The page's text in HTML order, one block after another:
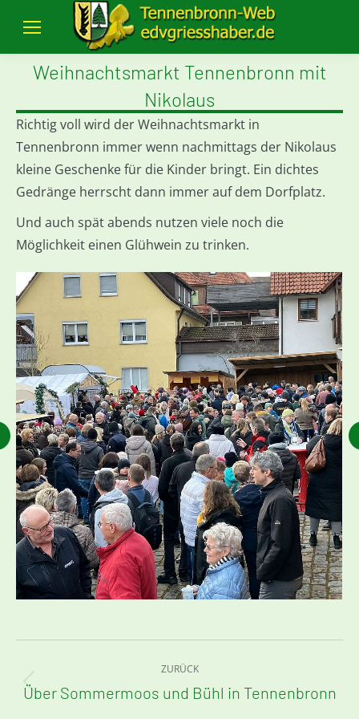
Weihnachtsmarkt Tennenbronn mit
Nikolaus
Richtig voll wird der Weihnachtsmarkt in
Tennenbronn immer wenn nachmittags der Nikolaus
kleine Geschenke für die Kinder bringt. Ein dichtes
Gedränge herrscht dann immer auf dem Dorfplatz.
Und auch spät abends nutzen viele noch die
Möglichkeit einen Glühwein zu trinken.
ZURÜCK
Vorheriger
Über Sommermoos und Bühl in Tennenbronn